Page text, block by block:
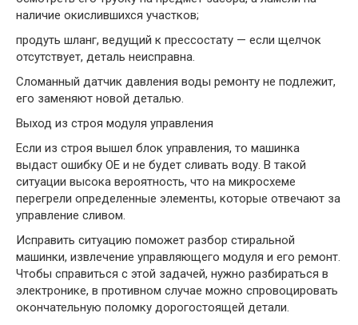
наличие окислившихся участков;
продуть шланг, ведущий к прессостату — если щелчок
отсутствует, деталь неисправна.
Сломанный датчик давления воды ремонту не подлежит,
его заменяют новой деталью.
Выход из строя модуля управления
Если из строя вышел блок управления, то машинка
выдаст ошибку OE и не будет сливать воду. В такой
ситуации высока вероятность, что на микросхеме
перегрели определенные элементы, которые отвечают за
управление сливом.
Исправить ситуацию поможет разбор стиральной
машинки, извлечение управляющего модуля и его ремонт.
Чтобы справиться с этой задачей, нужно разбираться в
электронике, в противном случае можно спровоцировать
окончательную поломку дорогостоящей детали.